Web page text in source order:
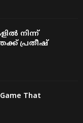
നിന്ന്
പ്രതീഷ്
That